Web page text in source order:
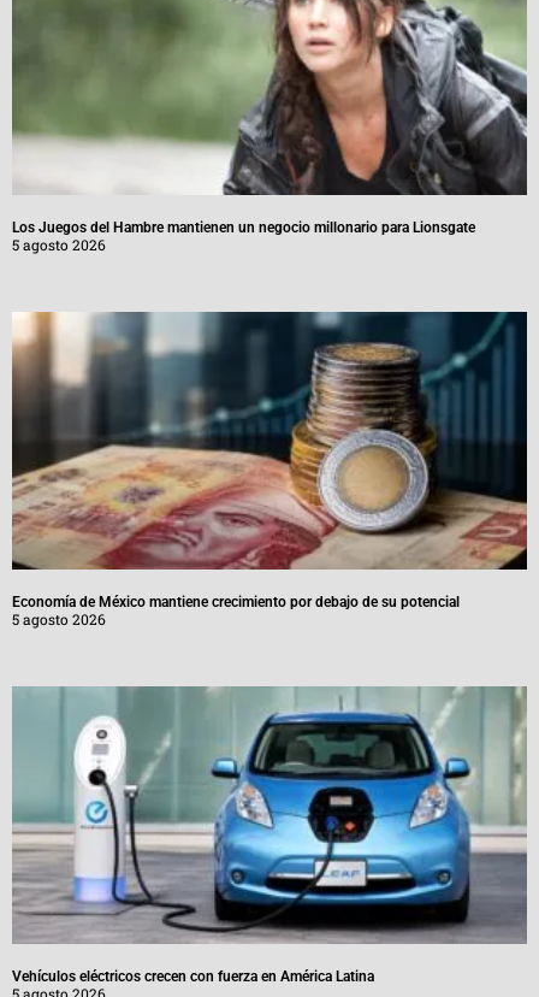
Los Juegos del Hambre mantienen un negocio millonario para Lionsgate
5 agosto 2026
Economía de México mantiene crecimiento por debajo de su potencial
5 agosto 2026
Vehículos eléctricos crecen con fuerza en América Latina